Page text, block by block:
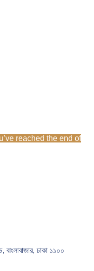
reached the end of
ঢাকা ১১০০